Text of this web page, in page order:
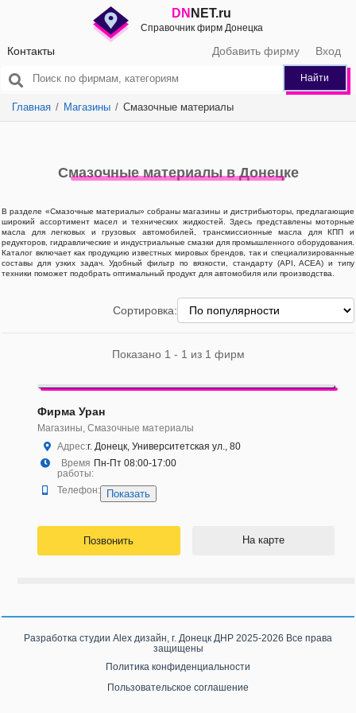
DN NET.ru
Справочник фирм Донецка
Контакты Добавить фирму Вход
Найти
Главная Магазины Смазочные материалы
Смазочные материалы в Донецке
В разделе «Смазочные материалы» собраны магазины и дистрибьюторы, предлагающие
широкий ассортимент масел и технических жидкостей. Здесь представлены моторные
масла для легковых и грузовых автомобилей, трансмиссионные масла для КПП и
редукторов, гидравлические и индустриальные смазки для промышленного оборудования.
Каталог включает как продукцию известных мировых брендов, так и специализированные
составы для узких задач. Удобный фильтр по вязкости, стандарту (API, ACEA) и типу
техники поможет подобрать оптимальный продукт для автомобиля или производства.
Сортировка:
Показано 1 - 1 из 1 фирм
Фирма Уран
Магазины, Смазочные материалы
Адрес:г. Донецк, Университетская ул., 80
Время
работы:
Пн-Пт 08:00-17:00
Телефон: Показать
Позвонить На карте
Разработка студии Alex дизайн, г. Донецк ДНР 2025-2026 Все права
защищены
Политика конфиденциальности
Пользовательское соглашение